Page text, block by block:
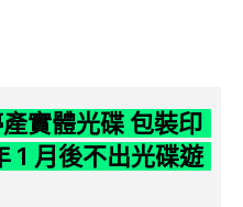
實體光碟 包裝印
1 月後不出光碟遊